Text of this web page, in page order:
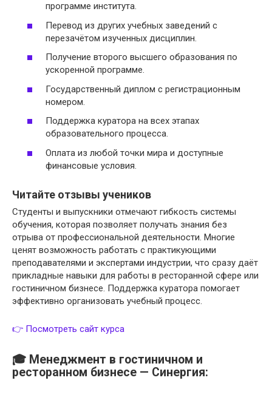
программе института.
Перевод из других учебных заведений с
перезачётом изученных дисциплин.
Получение второго высшего образования по
ускоренной программе.
Государственный диплом с регистрационным
номером.
Поддержка куратора на всех этапах
образовательного процесса.
Оплата из любой точки мира и доступные
финансовые условия.
Читайте отзывы учеников
Студенты и выпускники отмечают гибкость системы
обучения, которая позволяет получать знания без
отрыва от профессиональной деятельности. Многие
ценят возможность работать с практикующими
преподавателями и экспертами индустрии, что сразу даёт
прикладные навыки для работы в ресторанной сфере или
гостиничном бизнесе. Поддержка куратора помогает
эффективно организовать учебный процесс.
👉 Посмотреть сайт курса
🎓 Менеджмент в гостиничном и
ресторанном бизнесе — Синергия: